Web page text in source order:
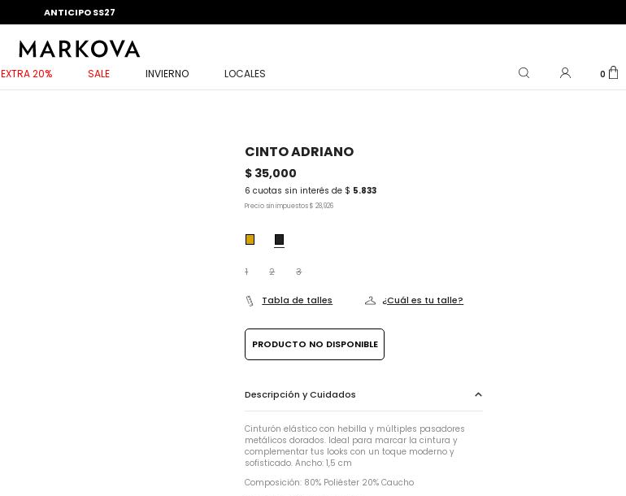
ANTICIPO SS27
EXTRA 20% SALE INVIERNO LOCALES 0
CINTO ADRIANO
$ 35,000
6 cuotas sin interés de $ 5.833
Precio sin impuestos$ 28,926
1 2 3
Tabla de talles ¿Cuál es tu talle?
Descripción y Cuidados
Cinturón elástico con hebilla y múltiples pasadores
metálicos dorados. Ideal para marcar la cintura y
complementar tus looks con un toque moderno y
sofisticado. Ancho: 1,5 cm
Composición: 80% Poliéster 20% Caucho